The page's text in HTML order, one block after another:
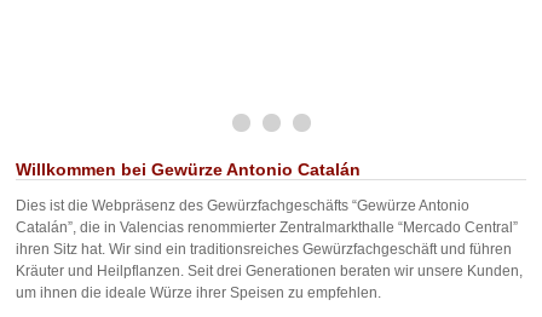
Willkommen bei Gewürze Antonio Catalán
Dies ist die Webpräsenz des Gewürzfachgeschäfts “Gewürze Antonio
Catalán”, die in Valencias renommierter Zentralmarkthalle “Mercado Central”
ihren Sitz hat. Wir sind ein traditionsreiches Gewürzfachgeschäft und führen
Kräuter und Heilpflanzen. Seit drei Generationen beraten wir unsere Kunden,
um ihnen die ideale Würze ihrer Speisen zu empfehlen.